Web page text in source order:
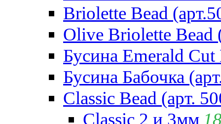
Briolette Bead
Olive Briolette Bead
Бусина Emerald Cut
Бусина Бабочка
Classic Bead (арт.
Classic 2 и 3мм